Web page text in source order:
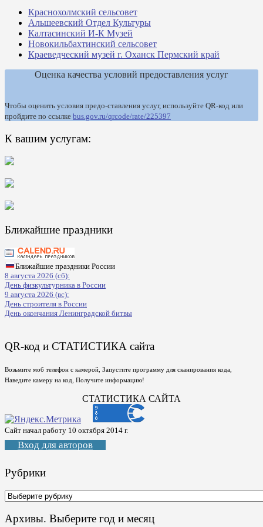
Краснохолмский сельсовет
Альшеевский Отдел Культуры
Калтасинский И-К Музей
Новокильбахтинский сельсовет
Краеведческий музей г. Оханск Пермский край
Оценка качества условий предоставления услуг
Чтобы оценить условия предо-ставления услуг, используйте QR-код или
пройдите по ссылке bus.gov.ru/qrcode/rate/225397
К вашим услугам:
Ближайшие праздники
Ближайшие праздники России
8 августа 2026 (сб):
День физкультурника в России
9 августа 2026 (вс):
День строителя в России
День окончания Ленинградской битвы
QR-код и СТАТИСТИКА сайта
Возьмите моб телефон с камерой, Запустите программу для сканирования кода,
Наведите камеру на код, Получите информацию!
СТАТИСТИКА САЙТА
Сайт начал работу 10 октября 2014 г.
Вход для авторов
Рубрики
Рубрики
Архивы. Выберите год и месяц